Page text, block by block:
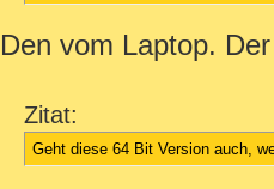
Den vom Laptop.
Zitat:
Geht diese 64 Bit Version auch,